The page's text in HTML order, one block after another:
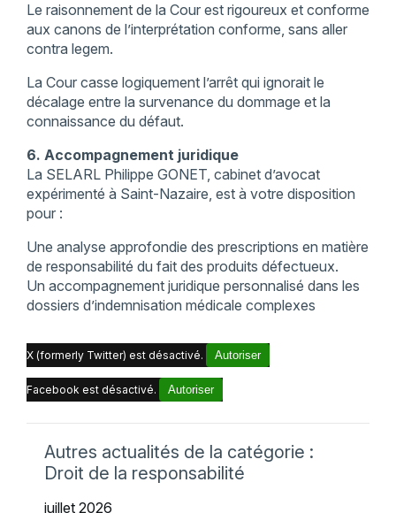
Le raisonnement de la Cour est rigoureux et conforme
aux canons de l’interprétation conforme, sans aller
contra legem.
La Cour casse logiquement l’arrêt qui ignorait le
décalage entre la survenance du dommage et la
connaissance du défaut.
6. Accompagnement juridique
La SELARL Philippe GONET, cabinet d’avocat
expérimenté à Saint-Nazaire, est à votre disposition
pour :
Une analyse approfondie des prescriptions en matière
de responsabilité du fait des produits défectueux.
Un accompagnement juridique personnalisé dans les
dossiers d’indemnisation médicale complexes
X (formerly Twitter) est désactivé. Autoriser
Facebook est désactivé. Autoriser
Autres actualités de la catégorie :
Droit de la responsabilité
juillet 2026